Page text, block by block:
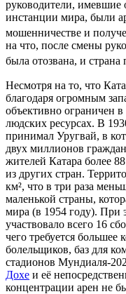
руководители, имевшие
инстанции мира, были
мошенничестве и
на что, после смены
была отозвана, и
Несмотря на то, что
благодаря огромным
объективно ограничен в
людских ресурсах. В
принимал Уругвай, в
двух миллионов
жителей Катара более
из других стран.
км², что в три раза
маленькой страны,
мира (в 1954 году). При
участвовало всего 16
чего требуется большее
болельщиков, баз для
стадионов Мундиаля-
Дохе и её
концентрации арен не